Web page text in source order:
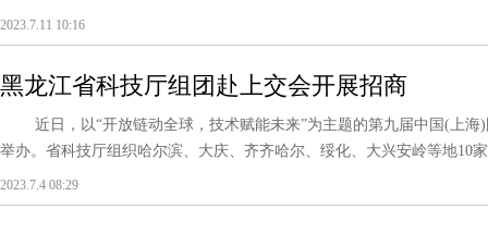
2023.7.11 10:16
黑龙江省科技厅组团赴上交会开展招商
近日，以“开放链动全球，技术赋能未来”为主题的第九届中国(上海)
举办。省科技厅组织哈尔滨、大庆、齐齐哈尔、绥化、大兴安岭等地10
2023.7.4 08:29